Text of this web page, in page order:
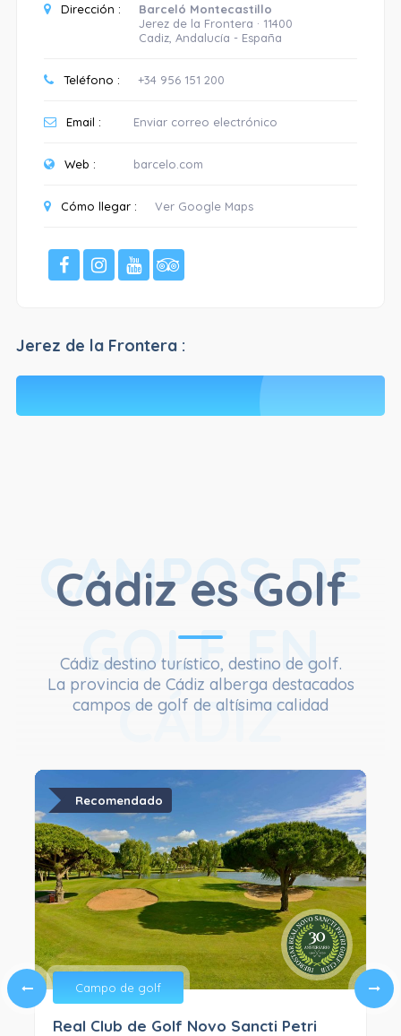
Dirección :
Barceló Montecastillo
Jerez de la Frontera · 11400
Cadiz, Andalucía - España
Teléfono : +34 956 151 200
Email : Enviar correo electrónico
Web : barcelo.com
Cómo llegar : Ver Google Maps
Jerez de la Frontera :
Cádiz es Golf
CAMPOS DE
GOLF EN
CÁDIZ
Cádiz destino turístico, destino de golf.
La provincia de Cádiz alberga destacados
campos de golf de altísima calidad
Recomendado
Campo de golf
Real Club de Golf Novo Sancti Petri